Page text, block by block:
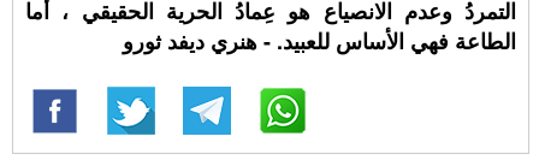
التمردُ وعدم الانصياع هو عِمادُ الحرية الحقيقي ، أما
الطاعة فهي الأساس للعبيد. - هنري ديفد ثورو